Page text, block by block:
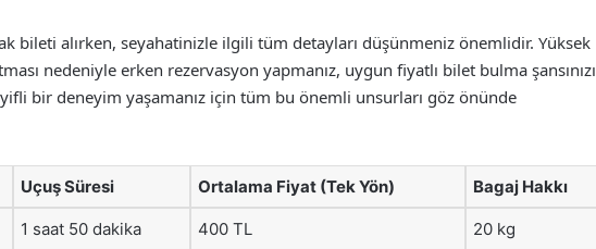
bileti alırken, seyahatinizle ilgili tüm detayları düşünmeniz önemlidir. Yüksek
nedeniyle erken rezervasyon yapmanız, uygun fiyatlı bilet bulma şansınızı
bir deneyim yaşamanız için tüm bu önemli unsurları göz önünde
Uçuş Süresi Ortalama Fiyat (Tek Yön) Bagaj Hakkı
1 saat 50 dakika 400 TL 20 kg